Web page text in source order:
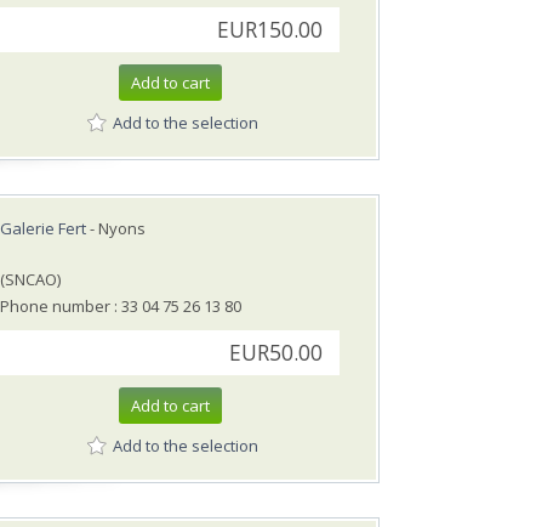
EUR150.00
Add to cart
Add to the selection
Galerie Fert- Nyons
(SNCAO)
Phone number : 33 04 75 26 13 80
EUR50.00
Add to cart
Add to the selection